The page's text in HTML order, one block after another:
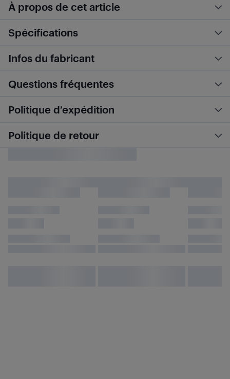
À propos de cet article
Spécifications
Infos du fabricant
Questions fréquentes
Politique d’expédition
Politique de retour